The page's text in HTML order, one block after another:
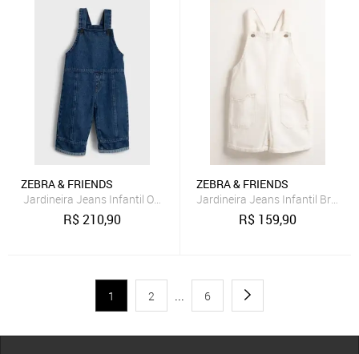
ZEBRA & FRIENDS
Jardineira Jeans Infantil Oversized Bolsos Traseiros Zebra&Friends
R$210,90
ZEBRA & FRIENDS
Jardineira Jeans Infantil Branca
R$ 159,90
1 2 ... 6